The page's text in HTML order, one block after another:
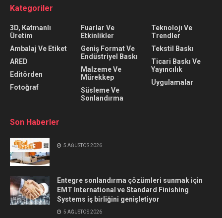
Kategoriler
3D, Katmanlı
Üretim
Ambalaj Ve Etiket
ARED
Editörden
Fotoğraf
Fuarlar Ve
Etkinlikler
Geniş Format Ve
Endüstriyel Baskı
Malzeme Ve
Mürekkep
Süsleme Ve
Sonlandırma
Teknolojı Ve
Trendler
Tekstil Baskı
Ticari Baskı Ve
Yayıncılık
Uygulamalar
Son Haberler
5 AĞUSTOS 2026
Entegre sonlandırma çözümleri sunmak için
EMT International ve Standard Finishing
Systems iş birliğini genişletiyor
5 AĞUSTOS 2026